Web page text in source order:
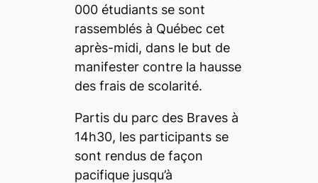
000 étudiants se sont
rassemblés à Québec cet
après-midi, dans le but de
manifester contre la hausse
des frais de scolarité.
Partis du parc des Braves à
14h30, les participants se
sont rendus de façon
pacifique jusqu’à